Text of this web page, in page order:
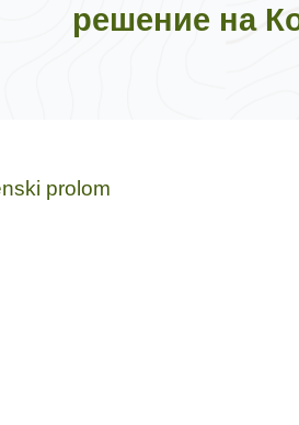
решение на